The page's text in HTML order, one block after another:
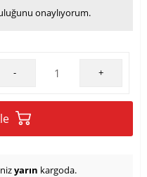
onaylıyorum.
- +
yarın kargoda.